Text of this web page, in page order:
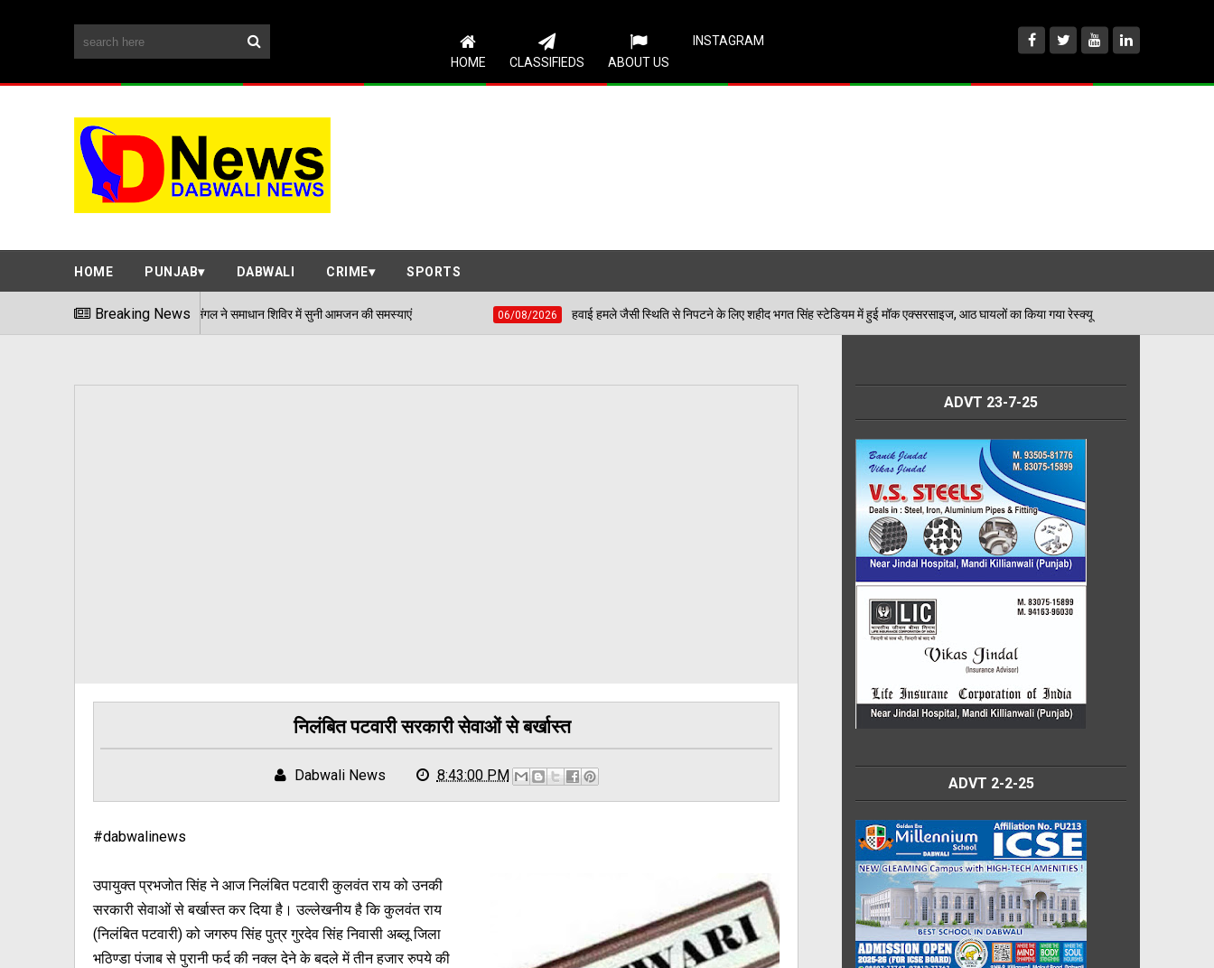
HOME CLASSIFIEDS ABOUT US
INSTAGRAM
HOME PUNJAB DABWALI CRIME SPORTS
Breaking News
एडीसी अर्पित संगल ने समाधान शिविर में सुनी आमजन की समस्याएं 06/08/2026 हवाई हमले जैसी स्थिति से निपटने के लिए शहीद भगत सिंह स्टेडियम में हुई मॉक एक्सरसाइज, आठ घायलों का किया गया रेस्क्यू 06/08/2026
निलंबित पटवारी सरकारी सेवाओं से बर्खास्त
Dabwali News 8:43:00 PM
#dabwalinews
उपायुक्त प्रभजोत सिंह ने आज निलंबित पटवारी कुलवंत राय को उनकी
सरकारी सेवाओं से बर्खास्त कर दिया है। उल्लेखनीय है कि कुलवंत राय
(निलंबित पटवारी) को जगरुप सिंह पुत्र गुरदेव सिंह निवासी अब्लू जिला
भठिण्डा पंजाब से पुरानी फर्द की नक्ल देने के बदले में तीन हजार रुपये की
ADVT 23-7-25
ADVT 2-2-25